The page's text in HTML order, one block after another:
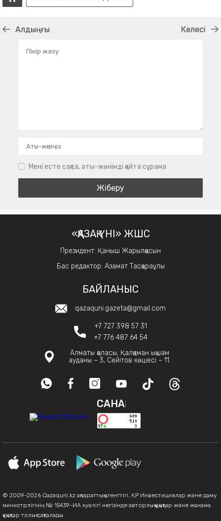
Алдыңғы Келесі
Мені есте сақта, аты-жөнімді қайта сұрама
«ҚАЗАҚ ҮНІ» ЖШС
Президент: Қаныш Жарылқасын
Бас редактор: Азамат Тасқараұлы
БАЙЛАНЫС
qazaquni.gazeta@gmail.com
+7 727 398 57 31
+7 776 487 64 54
Алматы қаласы, Қалқаман ықшам
ауданы – 3, Сейітов көшесі – 11.
САНАҚ
© 2009-2026 Qazaquni.kz ақпараттық агенттігі, ҚР Инвестициялар және даму
министрлігінің № 15439-ИА куәлігі негізінде авторлық құқықтар және жанама
құқықтар толық сақталады.